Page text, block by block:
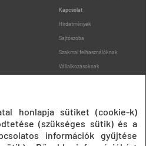
Kapcsolat
Hirdetmények
Sajtószoba
Szakmai felhasználóknak
Vállalkozásoknak
Oldaltérkép
honlapja sütiket (cookie-k)
(szükséges sütik) és a
információk gyűjtése